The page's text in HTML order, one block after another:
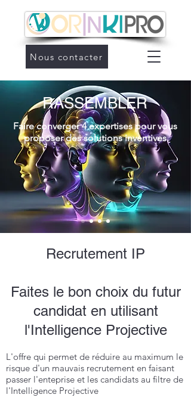
RASSEMBLER
Faire converger 4 expertises pour vous
proposer des solutions inventives
Nous contacter
Recrutement IP
Faites le bon choix du futur
candidat en utilisant
l'Intelligence Projective
L'offre qui permet de réduire au maximum le
risque d'un mauvais recrutement en faisant
passer l'enteprise et les candidats au filtre de
l'Intelligence Projective